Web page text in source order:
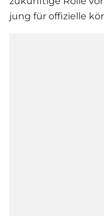
jung für offizielle